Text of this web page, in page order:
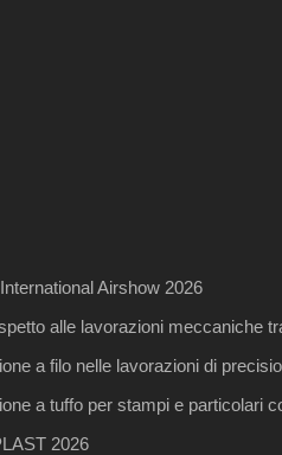
Airshow 2026
alle lavorazioni meccaniche
a filo nelle lavorazioni di
a tuffo per stampi e particolari
2026